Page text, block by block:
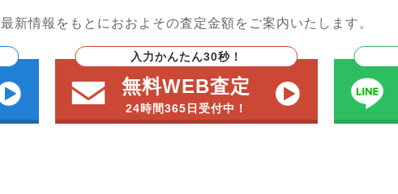
最新情報をもとにおおよその査定金額をご案内いたします。
入力かんたん30秒！
無料WEB査定
24時間365日受付中！